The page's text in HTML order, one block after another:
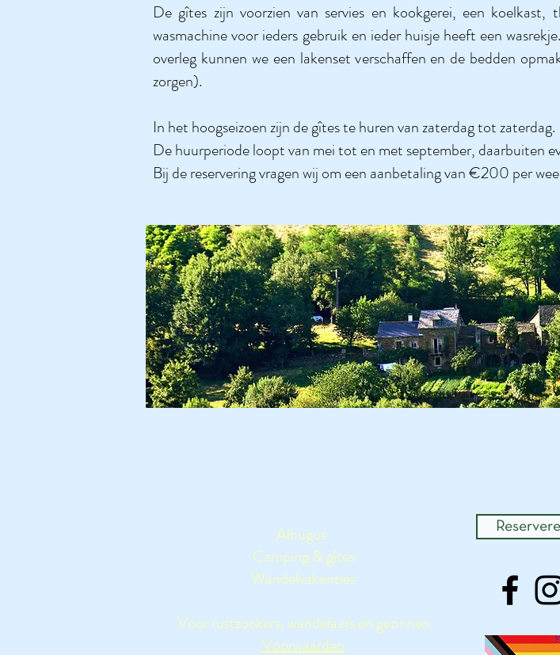
De gîtes zijn voorzien van servies en kookgerei, een
wasmachine voor ieders gebruik en ieder huisje heeft een
overleg kunnen we een lakenset verschaffen en de bedden
zorgen).
In het hoogseizoen zijn de gîtes te huren van zaterdag tot
De huurperiode loopt van mei tot en met september, daarbuiten
Bij de reservering vragen wij om een aanbetaling van €200 per
Albugue
Camping & gîtes
Wandelvakanties
Voor rustzoekers, wandelaars en gezinnen
Voorwaarden